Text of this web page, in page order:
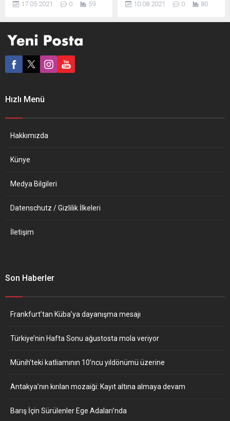
Uzmanlara göre iki doza
itibaren aşı tazelemek
Daimi Aşı Komisyonu
(STIKO), önümüzdeki yıl da
bağımsız temsilciden oluşan
bilimsel kuruluşu Robert...
17.05.2021 0 59
yazdıkları ortak mektupta
10.08.2021 0 80
Hızlı Menü
Hakkımızda
Künye
Medya Bilgileri
Datenschutz / Gizlilik İlkeleri
İletişim
Son Haberler
Frankfurt’tan Küba’ya dayanışma mesajı
Türkiye’nin Hafta Sonu ağustosta mola veriyor
Münih’teki katliamının 10’ncu yıldönümü üzerine
Antakya’nın kırılan mozaiği: Kayıt altına almaya devam
Barış İçin Sürülenler Ege Adaları’nda